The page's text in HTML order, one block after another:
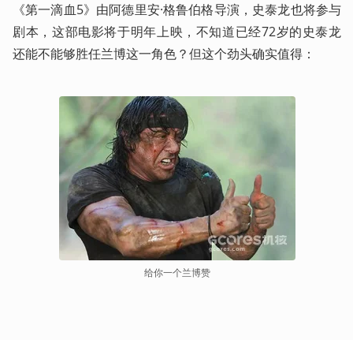
《第一滴血5》由阿德里安·格鲁伯格导演，史泰龙也将参与
剧本，这部电影将于明年上映，不知道已经72岁的史泰龙
还能不能够胜任兰博这一角色？但这个劲头确实值得：
给你一个兰博赞